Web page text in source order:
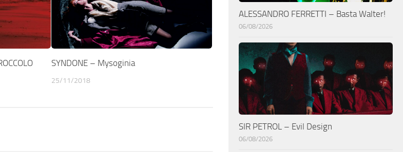
SYNDONE – Mysoginia
25/11/2018
ALESSANDRO FERRETTI – Basta Walter!
06/08/2026
SIR PETROL – Evil Design
06/08/2026